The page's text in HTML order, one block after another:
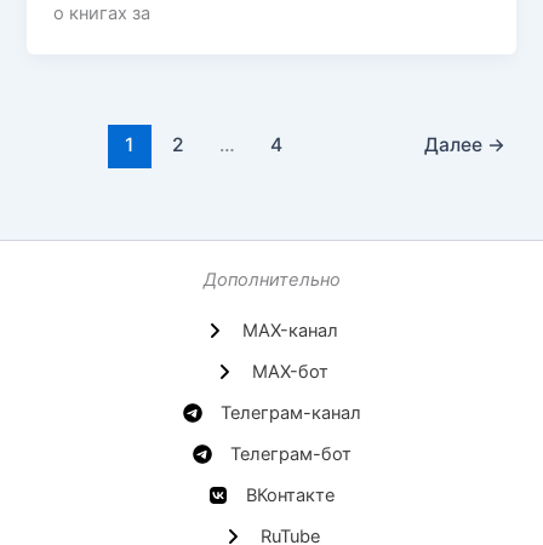
о книгах за
1 2 … 4 Далее →
Дополнительно
MAX-канал
MAX-бот
Телеграм-канал
Телеграм-бот
ВКонтакте
RuTube